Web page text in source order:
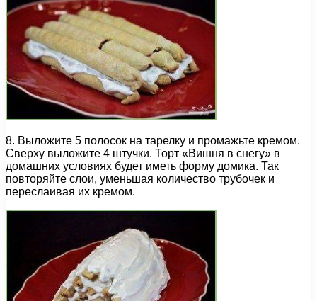
8. Выложите 5 полосок на тарелку и промажьте кремом.
Сверху выложите 4 штучки. Торт «Вишня в снегу» в
домашних условиях будет иметь форму домика. Так
повторяйте слои, уменьшая количество трубочек и
переслаивая их кремом.